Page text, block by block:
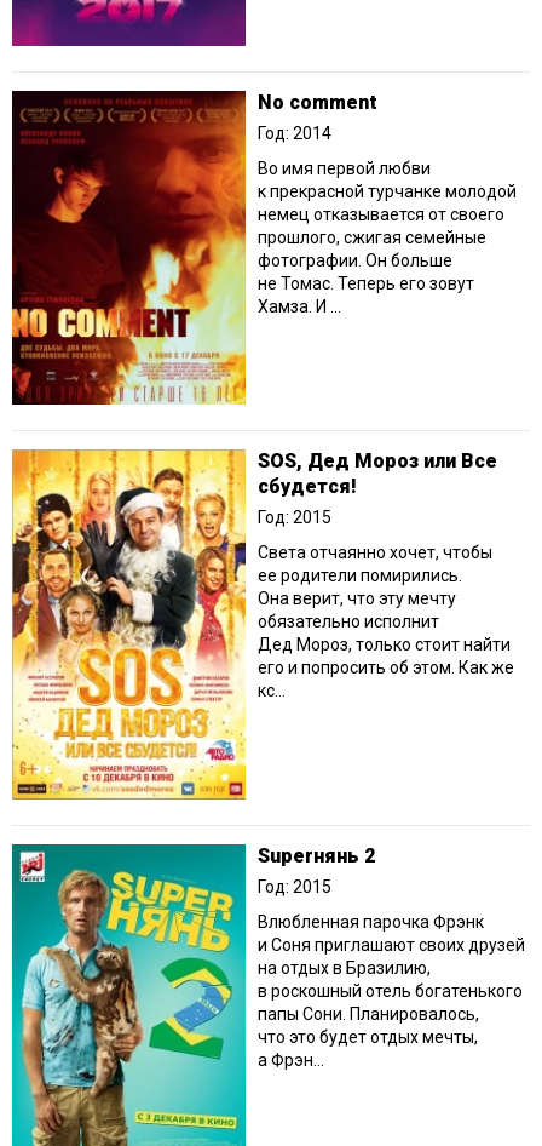
No comment
Год: 2014
Во имя первой любви
к прекрасной турчанке молодой
немец отказывается от своего
прошлого, сжигая семейные
фотографии. Он больше
не Томас. Теперь его зовут
Хамза. И ...
SOS, Дед Мороз или Все
сбудется!
Год: 2015
Света отчаянно хочет, чтобы
ее родители помирились.
Она верит, что эту мечту
обязательно исполнит
Дед Мороз, только стоит найти
его и попросить об этом. Как же
кс...
Superнянь 2
Год: 2015
Влюбленная парочка Фрэнк
и Соня приглашают своих друзей
на отдых в Бразилию,
в роскошный отель богатенького
папы Сони. Планировалось,
что это будет отдых мечты,
а Фрэн...